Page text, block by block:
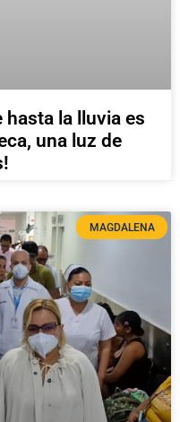
hasta la lluvia es
una luz de
MAGDALENA